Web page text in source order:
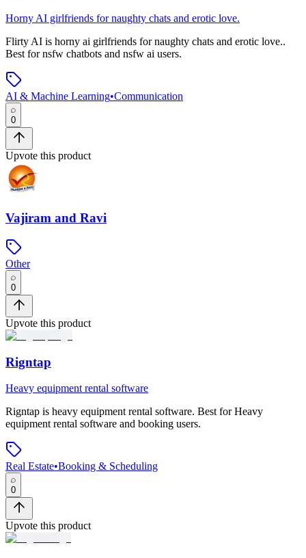
Horny AI girlfriends for naughty chats and erotic love.
Flirty AI is horny ai girlfriends for naughty chats and erotic love..
Best for nsfw chatbots and nsfw ai users.
AI & Machine Learning•Communication
0
Upvote this product
Vajiram and Ravi
Other
0
Upvote this product
Rigntap
Heavy equipment rental software
Rigntap is heavy equipment rental software. Best for Heavy
equipment rental software and booking users.
Real Estate•Booking & Scheduling
0
Upvote this product